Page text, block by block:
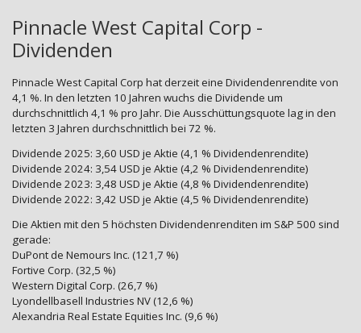
Pinnacle West Capital Corp -
Dividenden
Pinnacle West Capital Corp hat derzeit eine Dividendenrendite von
4,1 %. In den letzten 10 Jahren wuchs die Dividende um
durchschnittlich 4,1 % pro Jahr. Die Ausschüttungsquote lag in den
letzten 3 Jahren durchschnittlich bei 72 %.
Dividende 2025: 3,60 USD je Aktie (4,1 % Dividendenrendite)
Dividende 2024: 3,54 USD je Aktie (4,2 % Dividendenrendite)
Dividende 2023: 3,48 USD je Aktie (4,8 % Dividendenrendite)
Dividende 2022: 3,42 USD je Aktie (4,5 % Dividendenrendite)
Die Aktien mit den 5 höchsten Dividendenrenditen im S&P 500 sind
gerade:
DuPont de Nemours Inc. (121,7 %)
Fortive Corp. (32,5 %)
Western Digital Corp. (26,7 %)
Lyondellbasell Industries NV (12,6 %)
Alexandria Real Estate Equities Inc. (9,6 %)